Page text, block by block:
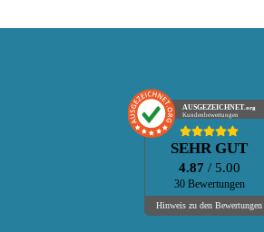
AUSGEZEICHNET.org
Kundenbewertungen
SEHR GUT
4.87 / 5.00
30 Bewertungen
Hinweis zu den Bewertungen